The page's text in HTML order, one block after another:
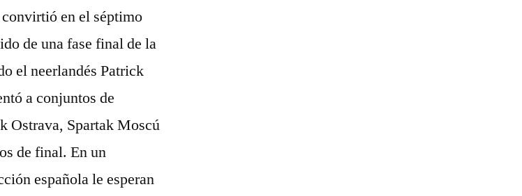
en el séptimo
de una fase final de la
el neerlandés Patrick
a conjuntos de
Ostrava, Spartak Moscú
de final. En un
española le esperan